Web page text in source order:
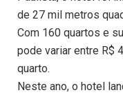
de 27 mil metros
Com 160 quartos e
pode variar entre R$
quarto.
Neste ano, o hotel